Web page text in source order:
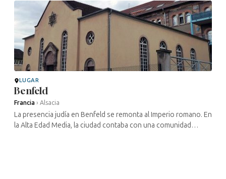
LUGAR
Benfeld
Francia › Alsacia
La presencia judía en Benfeld se remonta al Imperio romano. En
la Alta Edad Media, la ciudad contaba con una comunidad